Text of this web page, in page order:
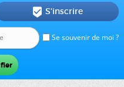
Se souvenir de moi ?
 S'inscrire